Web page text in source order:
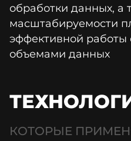
обработки данных, а
масштабируемости
эффективной
объемами данных
КОТОРЫЕ